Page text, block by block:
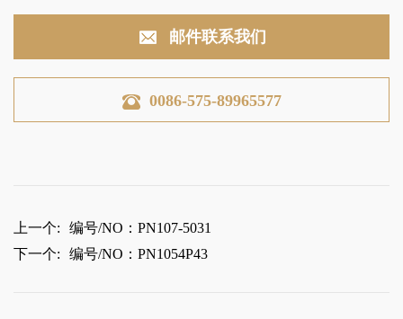
邮件联系我们
0086-575-89965577
上一个:
编号/NO：PN107-5031
下一个:
编号/NO：PN1054P43